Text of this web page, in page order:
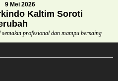
9 Mei 2026
Kaltim Soroti
profesional dan mampu bersaing